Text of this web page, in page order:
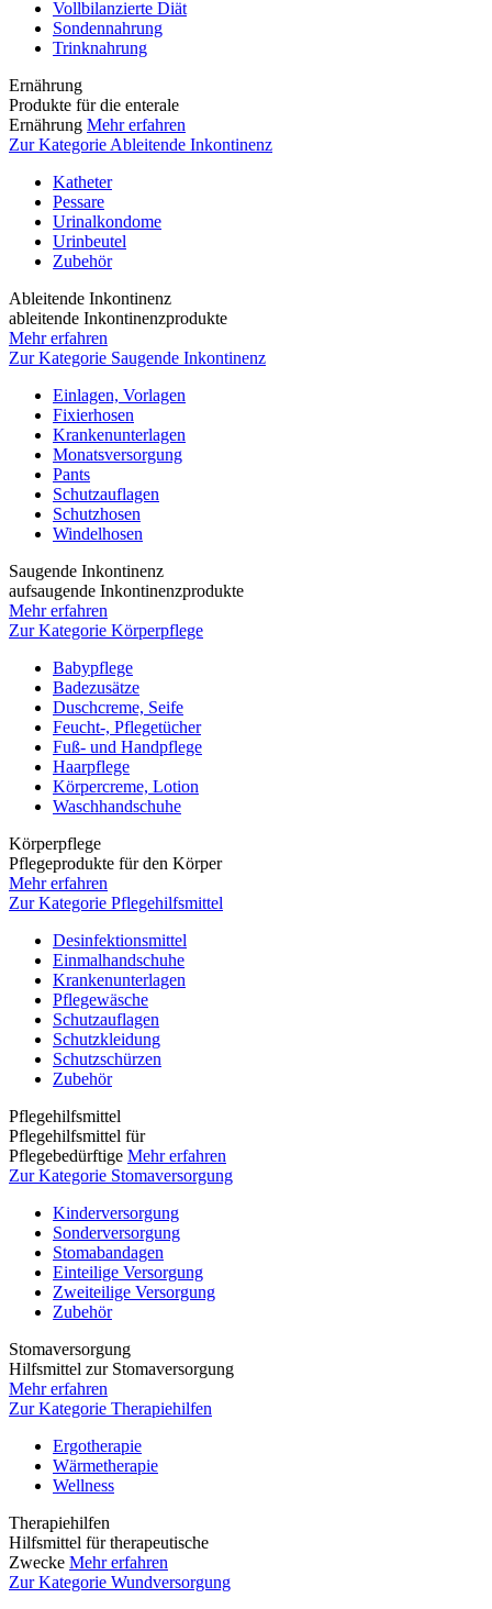
Vollbilanzierte Diät
Sondennahrung
Trinknahrung
Ernährung
Produkte für die enterale
Ernährung Mehr erfahren
Zur Kategorie Ableitende Inkontinenz
Katheter
Pessare
Urinalkondome
Urinbeutel
Zubehör
Ableitende Inkontinenz
ableitende Inkontinenzprodukte
Mehr erfahren
Zur Kategorie Saugende Inkontinenz
Einlagen, Vorlagen
Fixierhosen
Krankenunterlagen
Monatsversorgung
Pants
Schutzauflagen
Schutzhosen
Windelhosen
Saugende Inkontinenz
aufsaugende Inkontinenzprodukte
Mehr erfahren
Zur Kategorie Körperpflege
Babypflege
Badezusätze
Duschcreme, Seife
Feucht-, Pflegetücher
Fuß- und Handpflege
Haarpflege
Körpercreme, Lotion
Waschhandschuhe
Körperpflege
Pflegeprodukte für den Körper
Mehr erfahren
Zur Kategorie Pflegehilfsmittel
Desinfektionsmittel
Einmalhandschuhe
Krankenunterlagen
Pflegewäsche
Schutzauflagen
Schutzkleidung
Schutzschürzen
Zubehör
Pflegehilfsmittel
Pflegehilfsmittel für
Pflegebedürftige Mehr erfahren
Zur Kategorie Stomaversorgung
Kinderversorgung
Sonderversorgung
Stomabandagen
Einteilige Versorgung
Zweiteilige Versorgung
Zubehör
Stomaversorgung
Hilfsmittel zur Stomaversorgung
Mehr erfahren
Zur Kategorie Therapiehilfen
Ergotherapie
Wärmetherapie
Wellness
Therapiehilfen
Hilfsmittel für therapeutische
Zwecke Mehr erfahren
Zur Kategorie Wundversorgung